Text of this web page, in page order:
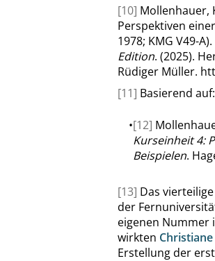
[10] Mollenhauer,
Perspektiven
1978; KMG V49-A).
Edition. (2025).
Rüdiger Müller.
[11] Basierend auf:
•[12]
Kurseinheit 4:
Beispielen.
[13] Das
der
eigenen Nummer
wirkten
Erstellung der